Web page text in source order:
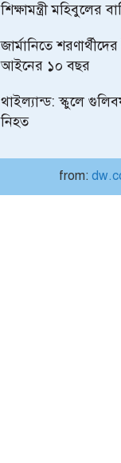
শিক্ষামন্ত্রী মহিবুলের
জার্মানিতে
আইনের ১০ বছর
থাইল্যান্ড: স্কুলে
নিহত
from: